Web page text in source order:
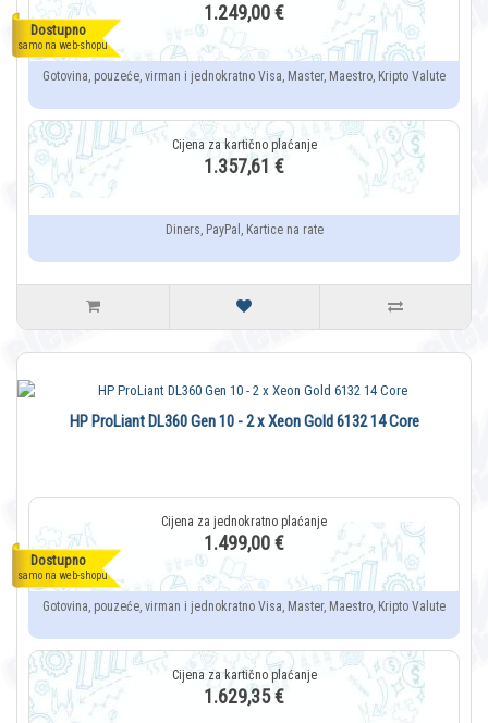
Dostupno
samo na web-shopu
1.249,00 €
Gotovina, pouzeće, virman i jednokratno Visa, Master, Maestro, Kripto Valute
1.357,61 €
Diners, PayPal, Kartice na rate
Dostupno
samo na web-shopu
HP ProLiant DL360 Gen 10 - 2 x Xeon Gold 6132 14 Core
1.499,00 €
Gotovina, pouzeće, virman i jednokratno Visa, Master, Maestro, Kripto Valute
1.629,35 €